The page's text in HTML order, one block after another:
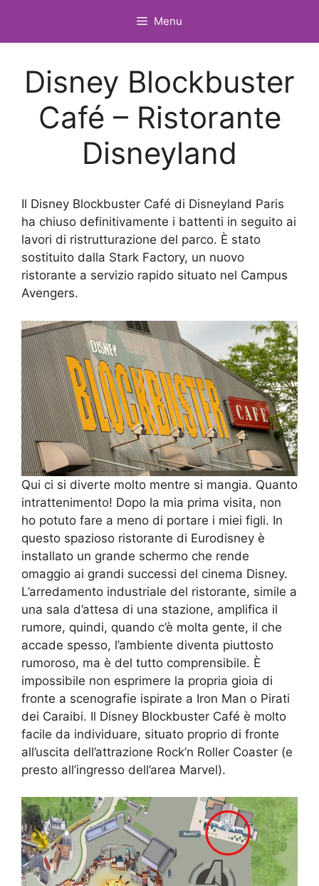
contenuto
Menu
Disney Blockbuster
Café – Ristorante
Disneyland
Il Disney Blockbuster Café di Disneyland Paris
ha chiuso definitivamente i battenti in seguito ai
lavori di ristrutturazione del parco. È stato
sostituito dalla Stark Factory, un nuovo
ristorante a servizio rapido situato nel Campus
Avengers.
Qui ci si diverte molto mentre si mangia. Quanto
intrattenimento! Dopo la mia prima visita, non
ho potuto fare a meno di portare i miei figli. In
questo spazioso ristorante di Eurodisney è
installato un grande schermo che rende
omaggio ai grandi successi del cinema Disney.
L’arredamento industriale del ristorante, simile a
una sala d’attesa di una stazione, amplifica il
rumore, quindi, quando c’è molta gente, il che
accade spesso, l’ambiente diventa piuttosto
rumoroso, ma è del tutto comprensibile. È
impossibile non esprimere la propria gioia di
fronte a scenografie ispirate a Iron Man o Pirati
dei Caraibi. Il Disney Blockbuster Café è molto
facile da individuare, situato proprio di fronte
all’uscita dell’attrazione Rock’n Roller Coaster (e
presto all’ingresso dell’area Marvel).